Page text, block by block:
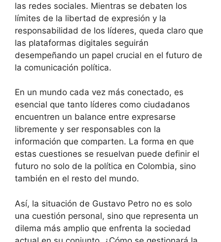
las redes sociales. Mientras se debaten los
límites de la libertad de expresión y la
responsabilidad de los líderes, queda claro que
las plataformas digitales seguirán
desempeñando un papel crucial en el futuro de
la comunicación política.
En un mundo cada vez más conectado, es
esencial que tanto líderes como ciudadanos
encuentren un balance entre expresarse
libremente y ser responsables con la
información que comparten. La forma en que
estas cuestiones se resuelvan puede definir el
futuro no solo de la política en Colombia, sino
también en el resto del mundo.
Así, la situación de Gustavo Petro no es solo
una cuestión personal, sino que representa un
dilema más amplio que enfrenta la sociedad